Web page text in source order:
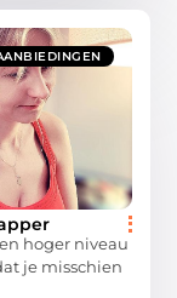
hoger niveau
je misschien